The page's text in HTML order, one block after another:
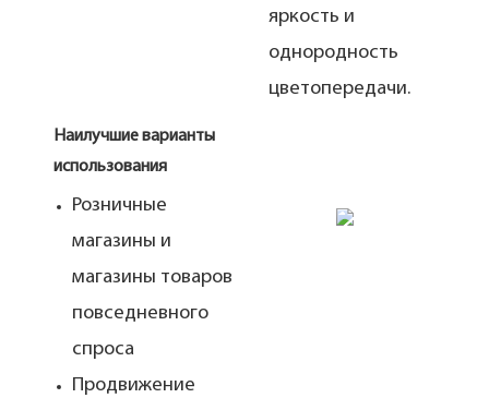
яркость и
однородность
цветопередачи.
Наилучшие варианты
использования
Розничные
магазины и
магазины товаров
повседневного
спроса
Продвижение